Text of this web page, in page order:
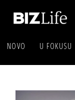
NOVO U FOKUSU